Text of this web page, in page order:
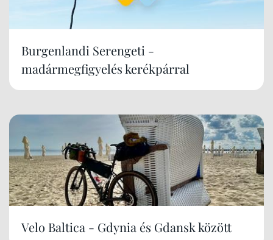
Burgenlandi Serengeti -
madármegfigyelés kerékpárral
Velo Baltica - Gdynia és Gdansk között